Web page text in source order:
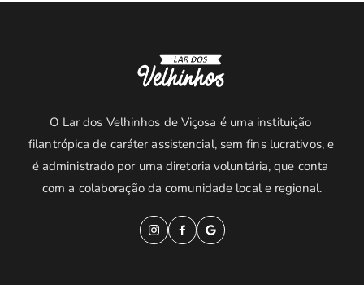
O Lar dos Velhinhos de Viçosa é uma instituição
filantrópica de caráter assistencial, sem fins lucrativos, e
é administrado por uma diretoria voluntária, que conta
com a colaboração da comunidade local e regional.